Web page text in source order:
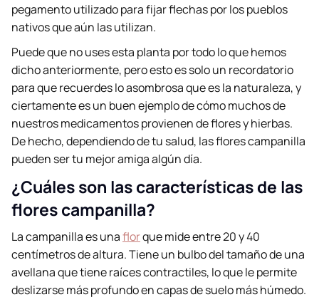
pegamento utilizado para fijar flechas por los pueblos
nativos que aún las utilizan.
Puede que no uses esta planta por todo lo que hemos
dicho anteriormente, pero esto es solo un recordatorio
para que recuerdes lo asombrosa que es la naturaleza, y
ciertamente es un buen ejemplo de cómo muchos de
nuestros medicamentos provienen de flores y hierbas.
De hecho, dependiendo de tu salud, las flores campanilla
pueden ser tu mejor amiga algún día.
¿Cuáles son las características de las
flores campanilla?
La campanilla es unaflorque mide entre 20 y 40
centímetros de altura. Tiene un bulbo del tamaño de una
avellana que tiene raíces contractiles, lo que le permite
deslizarse más profundo en capas de suelo más húmedo.